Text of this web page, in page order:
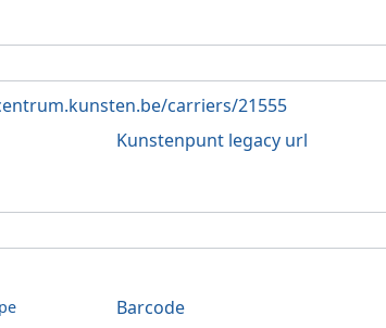
carriers/21555
Kunstenpunt legacy url
Barcode